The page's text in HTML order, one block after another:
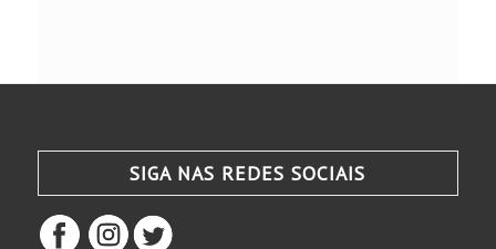
SIGA NAS REDES SOCIAIS